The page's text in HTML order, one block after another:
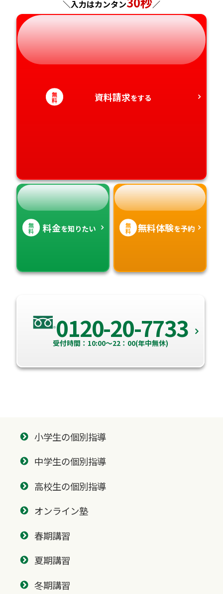
岐阜県
静岡県
奈良県
和歌山県
山口県
徳島県
愛媛県
熊本県
大分県
鹿児島県
＼入力はカンタン ／
無
料 資料請求をする
無
料 料金を知りたい 無
料 無料体験を予約
0120-20-7733
受付時間：10:00～22：00(年中無休)
小学生の個別指導
中学生の個別指導
高校生の個別指導
オンライン塾
春期講習
夏期講習
冬期講習